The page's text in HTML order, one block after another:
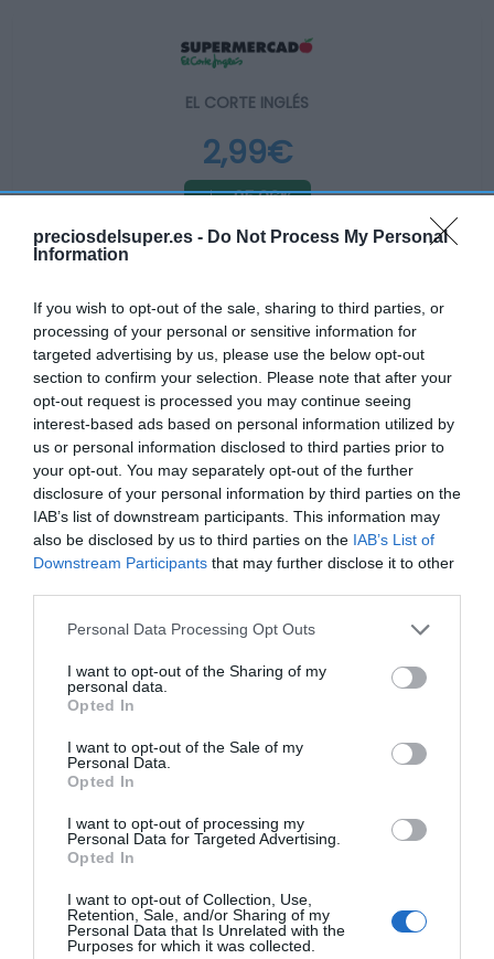
preciosdelsuper.es - Do Not Process My Personal
Information
If you wish to opt-out of the sale, sharing to third parties, or
processing of your personal or sensitive information for
targeted advertising by us, please use the below opt-out
section to confirm your selection. Please note that after your
opt-out request is processed you may continue seeing
interest-based ads based on personal information utilized by
us or personal information disclosed to third parties prior to
your opt-out. You may separately opt-out of the further
disclosure of your personal information by third parties on the
IAB’s list of downstream participants. This information may
also be disclosed by us to third parties on the IAB’s List of
Downstream Participants that may further disclose it to other
Please note that this website/app uses one or more Google
not limited to your visit or usage behaviour. You may click to
grant or deny consent to Google and its third-party tags to
use your data for below specified purposes in below Google
consent section.
Personal Data Processing Opt Outs
I want to opt-out of the Sharing of my
personal data.
Opted In
I want to opt-out of the Sale of my
Personal Data.
Opted In
I want to opt-out of processing my
Personal Data for Targeted Advertising.
Opted In
I want to opt-out of Collection, Use,
Retention, Sale, and/or Sharing of my
Personal Data that Is Unrelated with the
Purposes for which it was collected.
EL CORTE INGLÉS
2,99€
-25,06%
Producto actual
CARREFOUR
3,25€
+1,88%
Detalles del producto
Categoría
Bebidas
Subcategoría
Aguas y Zumos